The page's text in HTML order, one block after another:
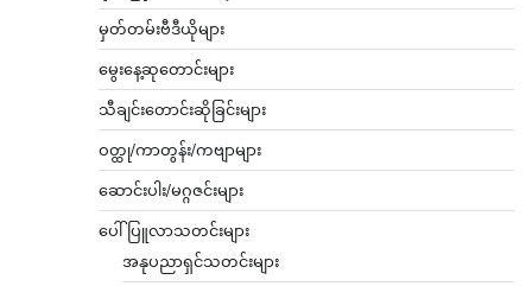
မှတ်တမ်းဗီဒီယိုများ
မွေးနေ့ဆုတောင်းများ
သီချင်းတောင်းဆိုခြင်းများ
ဝတ္ထု/ကာတွန်း/ကဗျာများ
ဆောင်းပါး/မဂ္ဂဇင်းများ
ပေါ်ပြူလာသတင်းများ
အနုပညာရှင်သတင်းများ